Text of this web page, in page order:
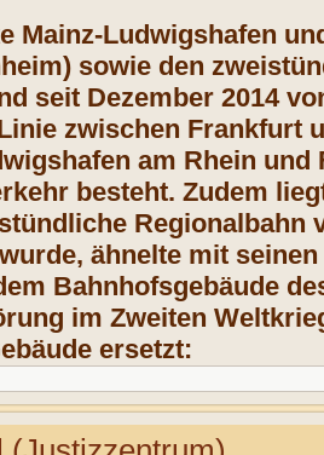
Mainz-Ludwigshafen
sowie den
seit Dezember 2014
zwischen Frankfurt
am Rhein und
besteht. Zudem
Regionalbahn
ähnelte mit seinen
Bahnhofsgebäude
im Zweiten
ersetzt: